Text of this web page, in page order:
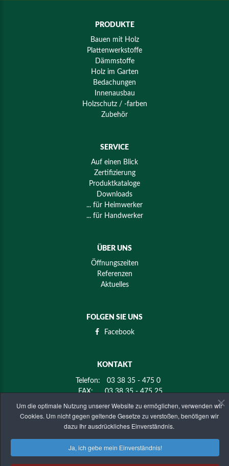
Um die optimale Nutzung unserer Website zu ermöglichen, verwenden wir
Cookies. Um nicht gegen geltende Gesetze zu verstoßen, benötigen wir
dazu Ihr ausdrückliches Einverständnis.
Ja, ich gebe mein Einverständnis!
PRODUKTE
Bauen mit Holz
Plattenwerkstoffe
Dämmstoffe
Holz im Garten
Bedachungen
Innenausbau
Holzschutz / -farben
Zubehör
SERVICE
Auf einen Blick
Zertifizierung
Produktkataloge
Downloads
... für Heimwerker
... für Handwerker
ÜBER UNS
Öffnungszeiten
Referenzen
Aktuelles
FOLGEN SIE UNS
Facebook
KONTAKT
Telefon:
03 38 35 - 475 0
FAX:
03 38 35 - 475 25
KMK-Holz Mier GmbH & Co. KG